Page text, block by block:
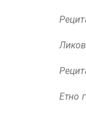
Етно